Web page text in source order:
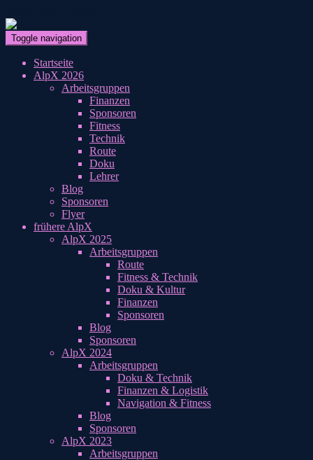
Toggle navigation
Startseite
AlpX 2026
Arbeitsgruppen
Finanzen
Sponsoren
Fitness
Technik
Route
Doku
Lehrer
Blog
Sponsoren
Flyer
frühere AlpX
AlpX 2025
Arbeitsgruppen
Route
Fitness & Technik
Doku & Kultur
Finanzen
Sponsoren
Blog
Sponsoren
AlpX 2024
Arbeitsgruppen
Doku & Technik
Finanzen & Logistik
Navigation & Fitness
Blog
Sponsoren
AlpX 2023
Arbeitsgruppen